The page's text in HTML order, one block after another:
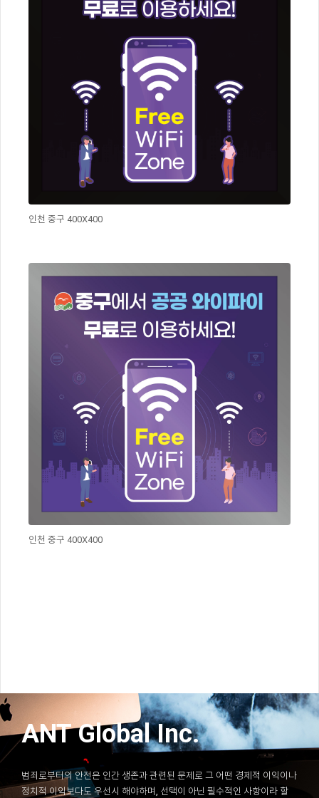
인천 중구 400X400
인천 중구 400X400
ANT Global Inc.
범죄로부터의 안전은 인간 생존과 관련된 문제로 그 어떤 경제적 이익이나
정치적 이익보다도 우선시 해야하며, 선택이 아닌 필수적인 사항이라 할